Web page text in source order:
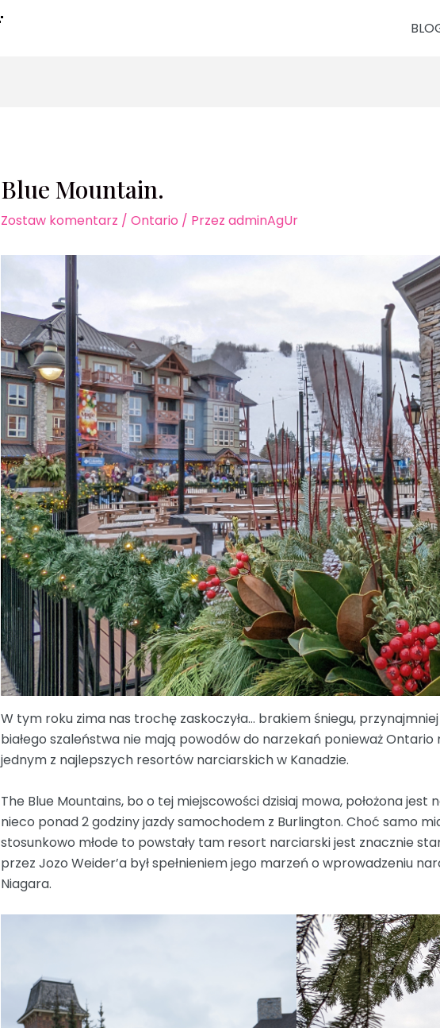
Blue Mountain.
Zostaw komentarz / Ontario / Przez adminAgUr
W tym roku zima nas trochę zaskoczyła… brakiem śniegu, przynajmniej
białego szaleństwa nie mają powodów do narzekań ponieważ Ontario
jednym z najlepszych resortów narciarskich w Kanadzie.
The Blue Mountains, bo o tej miejscowości dzisiaj mowa, położona jest
nieco ponad 2 godziny jazdy samochodem z Burlington. Choć samo
stosunkowo młode to powstały tam resort narciarski jest znacznie
przez Jozo Weider’a był spełnieniem jego marzeń o wprowadzeniu
Niagara.